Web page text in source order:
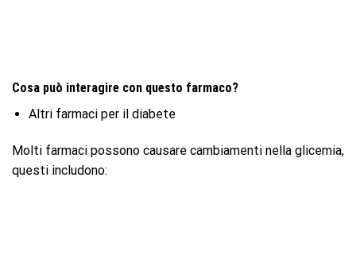
Cosa può interagire con questo farmaco?
Altri farmaci per il diabete
Molti farmaci possono causare cambiamenti nella glicemia,
questi includono: